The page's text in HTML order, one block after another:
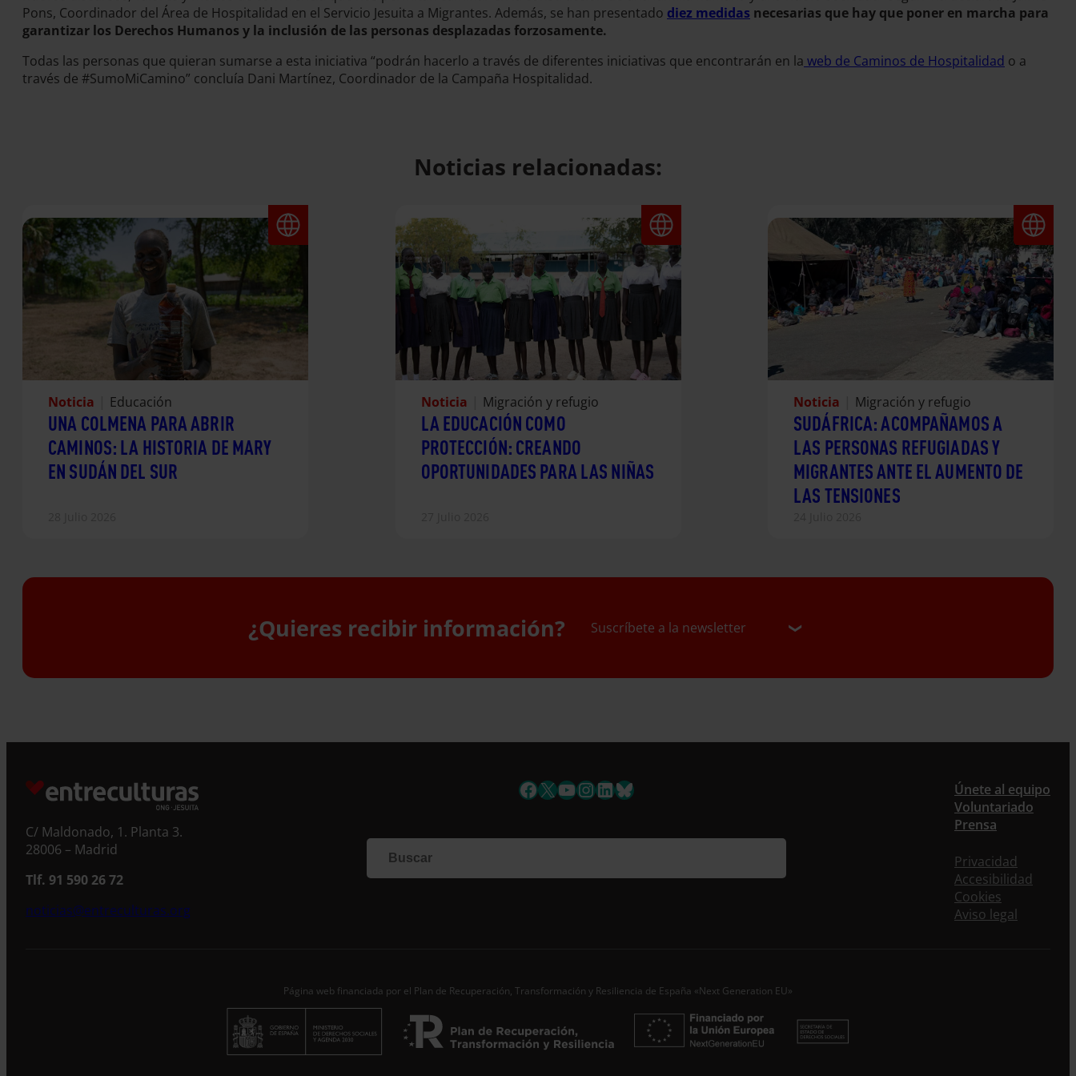
Pons, Coordinador del Área de Hospitalidad en el Servicio Jesuita a Migrantes. Además, se han presentado diez medidas necesarias que hay que poner en marcha para
garantizar los Derechos Humanos y la inclusión de las personas desplazadas forzosamente.
Todas las personas que quieran sumarse a esta iniciativa “podrán hacerlo a través de diferentes iniciativas que encontrarán en la web de Caminos de Hospitalidad o a
través de #SumoMiCamino” concluía Dani Martínez, Coordinador de la Campaña Hospitalidad.
Noticias relacionadas:
Noticia Educación
UNA COLMENA PARA ABRIR
CAMINOS: LA HISTORIA DE MARY
EN SUDÁN DEL SUR
Noticia Migración y refugio
LA EDUCACIÓN COMO
PROTECCIÓN: CREANDO
OPORTUNIDADES PARA LAS NIÑAS
Noticia Migración y refugio
SUDÁFRICA: ACOMPAÑAMOS A
LAS PERSONAS REFUGIADAS Y
MIGRANTES ANTE EL AUMENTO DE
LAS TENSIONES
¿Quieres recibir información? Suscríbete a la newsletter
Si quieres recibir nuestra newsletter mensual y los
información, no dejes de completar este formulario.
Al instante, te daremos de alta en nuestra base de
datos y podrás estar al tanto de todas las novedades.
Correo electrónico *
Acepto laPolítica de Privacidad
Desde ENTRECULTURAS FE Y ALEGRÍA ESPAÑA trataremos los datos
C/ Maldonado, 1. Planta 3.
28006 – Madrid
Tlf. 91 590 26 72
noticias@entreculturas.org
Facebook
X YouTube
Instagram
LinkedIn
Bluesky
Únete al equipo
Voluntariado
Prensa
Privacidad
Accesibilidad
Cookies
Aviso legal
Página web financiada por el Plan de Recuperación, Transformación y Resiliencia de España «Next Generation EU»